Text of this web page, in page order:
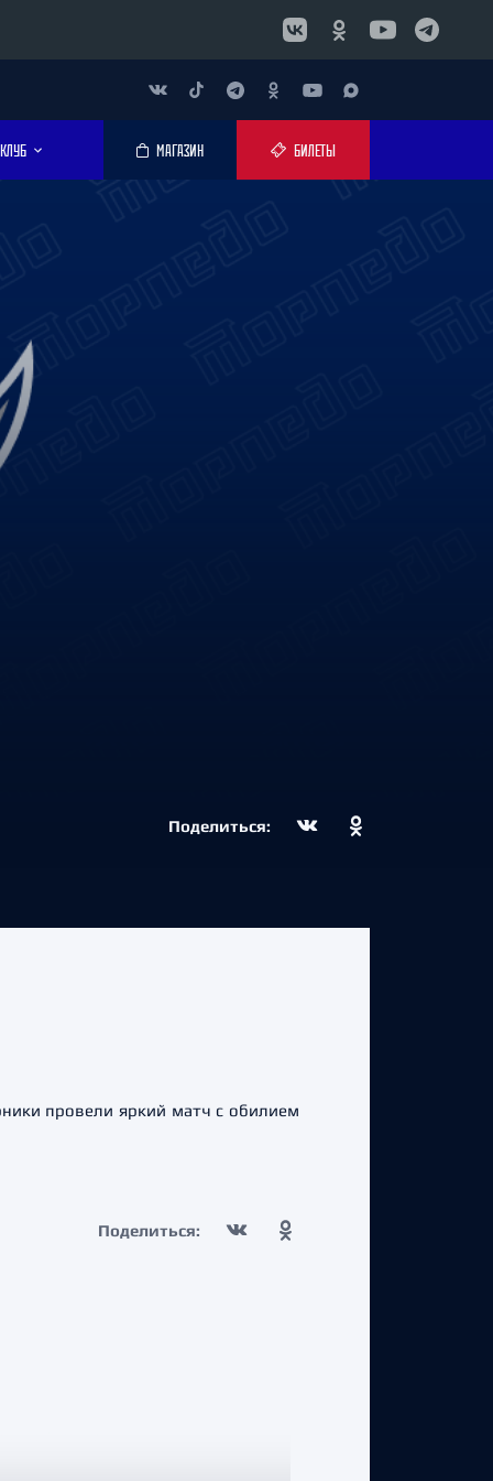
КЛУБ МАГАЗИН БИЛЕТЫ
Поделиться:
провели яркий матч с обилием
Поделиться: